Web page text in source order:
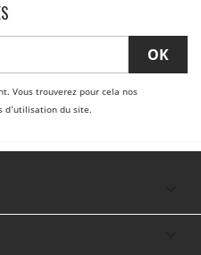
Vous trouverez pour cela nos
d'utilisation du site.